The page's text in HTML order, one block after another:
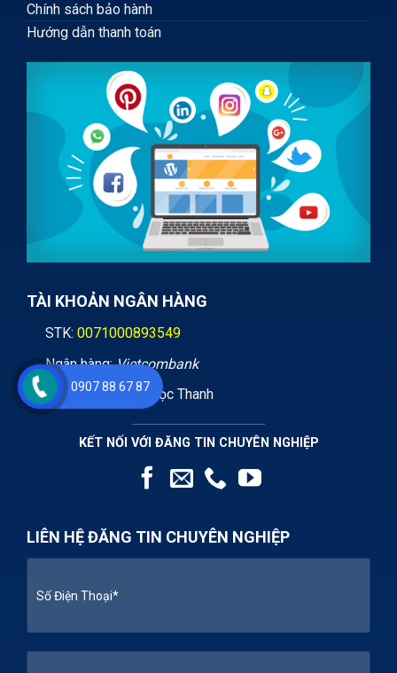
Chính sách bảo hành
Hướng dẫn thanh toán
TÀI KHOẢN NGÂN HÀNG
STK: 0071000893549
Ngân hàng:Vietcombank
CTK: Huỳnh Thị Ngọc Thanh
KẾT NỐI VỚI ĐĂNG TIN CHUYÊN NGHIỆP
LIÊN HỆ ĐĂNG TIN CHUYÊN NGHIỆP
0907 88 67 87